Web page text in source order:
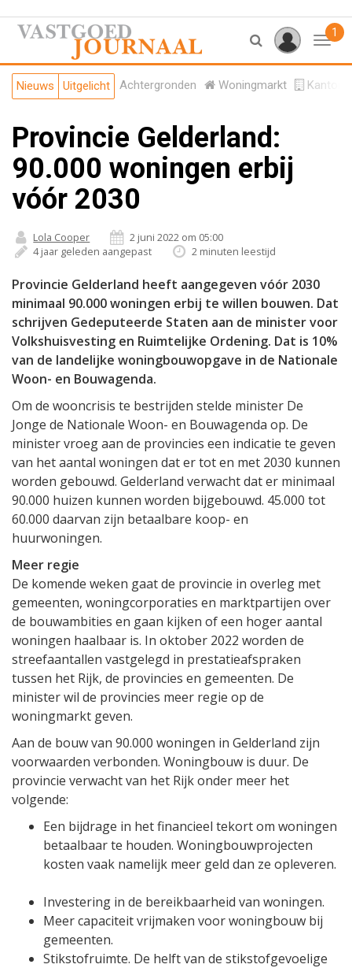
1
Nieuws Uitgelicht Achtergronden Woningmarkt
Provincie Gelderland:
90.000 woningen erbij
vóór 2030
Lola Cooper
2 juni 2022 om 05:00
4 jaar geleden aangepast
2 minuten leestijd
Provincie Gelderland heeft aangegeven vóór 2030
minimaal 90.000 woningen erbij te willen bouwen. Dat
schrijven Gedeputeerde Staten aan de minister voor
Volkshuisvesting en Ruimtelijke Ordening. Dat is 10%
van de landelijke woningbouwopgave in de Nationale
Woon- en Bouwagenda.
Om de wooncrisis te bestrijden stelde minister De
Jonge de Nationale Woon- en Bouwagenda op. De
minister vroeg aan de provincies een indicatie te geven
van het aantal woningen dat er tot en met 2030 kunnen
worden gebouwd. Gelderland verwacht dat er minimaal
90.000 huizen kunnen worden bijgebouwd. 45.000 tot
60.000 daarvan zijn betaalbare koop- en
huurwoningen.
Meer regie
De komende weken gaat de provincie in overleg met
gemeenten, woningcorporaties en marktpartijen over
de bouwambities en gaan kijken of een hoger aantal
woningen haalbaar is. In oktober 2022 worden de
streefaantallen vastgelegd in prestatieafspraken
tussen het Rijk, de provincies en gemeenten. De
minister wil de provincies meer regie op de
woningmarkt geven.
Aan de bouw van 90.000 woningen in Gelderland zijn
voorwaarden verbonden. Woningbouw is duur. De
provincie verwacht van het Rijk onder meer het
volgende:
Een bijdrage in het financieel tekort om woningen
betaalbaar te houden. Woningbouwprojecten
kosten vaak namelijk meer geld dan ze opleveren.
Investering in de bereikbaarheid van woningen.
Meer capaciteit vrijmaken voor woningbouw bij
gemeenten.
Stikstofruimte. De helft van de stikstofgevoelige